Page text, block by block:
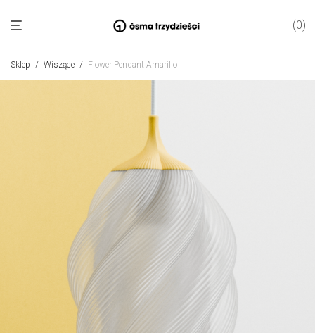
0
Sklep / Wiszące / Flower Pendant Amarillo